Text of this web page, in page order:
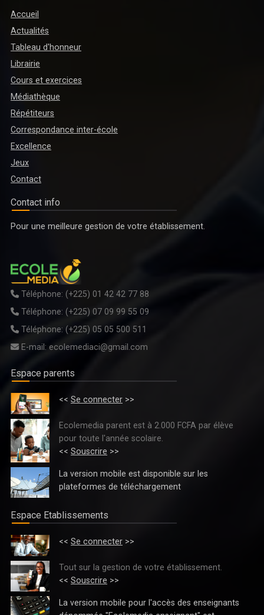
SCIENTIFIQUE : PLUSIEURS RÉFORMES PRÉVUES POUR L'ANNÉE
ACADÉMIQUE 2025-2026
ENSEIGNEMENT TECHNIQUE, FORMATION PROFESSIONNELLE ET
FORMATION PROFESSIONNELLE/COMITÉ PARITAIRE DE PILOTAGE DU
PARTENARIAT ÉTAT-SECTEUR PRIVÉ : LE CADRE NATIONAL DE
CERTIFICATION, LES CQP ET LE DISPOSITIF D'INSERTION TRACEUR
PRÉSENTÉS
ENSEIGNEMENT PRESCOLAIRE, PRIMAIRE ET SECONDAIRE : LES
Accueil
Actualités
Tableau d'honneur
Librairie
Cours et exercices
Médiathèque
Répétiteurs
Correspondance inter-école
Excellence
Jeux
Contact
Contact info
Pour une meilleure gestion de votre établissement.
Téléphone: (+225) 01 42 42 77 88
Téléphone: (+225) 07 09 99 55 09
Téléphone: (+225) 05 05 500 511
E-mail: ecolemediaci@gmail.com
Espace parents
<< Se connecter >>
Ecolemedia parent est à 2.000 FCFA par élève
pour toute l'année scolaire.
<< Souscrire >>
La version mobile est disponible sur les
plateformes de téléchargement
Espace Etablissements
<< Se connecter >>
Tout sur la gestion de votre établissement.
<< Souscrire >>
La version mobile pour l'accès des enseignants